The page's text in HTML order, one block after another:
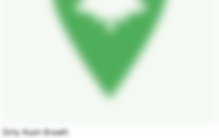
Dirty Kush Breath